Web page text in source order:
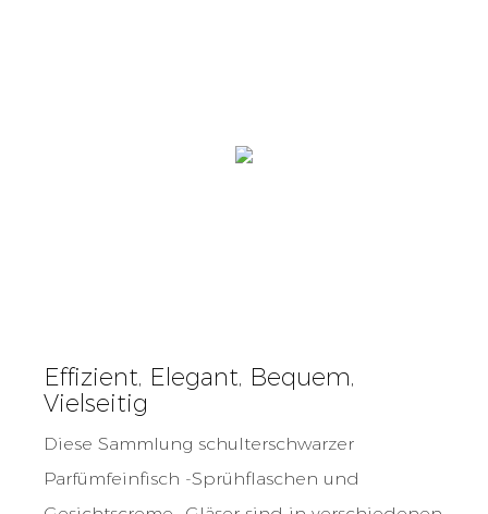
Effizient, Elegant, Bequem,
Vielseitig
Diese Sammlung schulterschwarzer
Parfümfeinfisch -Sprühflaschen und